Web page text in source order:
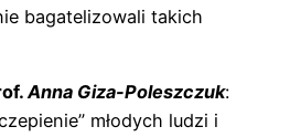
bagatelizowali takich
Anna Giza-Poleszczuk:
młodych ludzi i